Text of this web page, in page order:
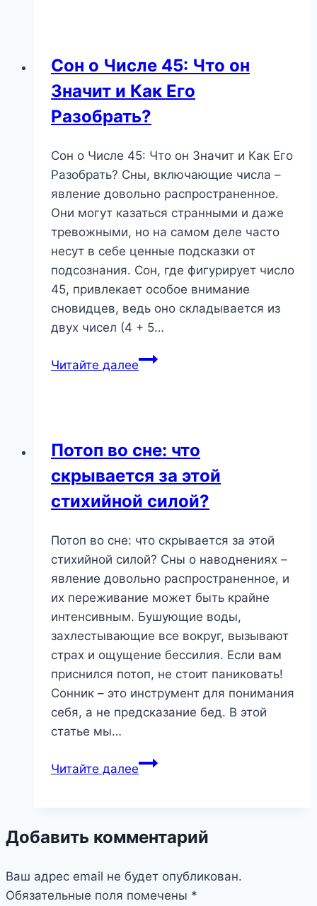
в
себе
этот
могущественный
Сон о Числе 45: Что он
Значит и Как Его
Разобрать?
Сон о Числе 45: Что он Значит и Как Его
Разобрать? Сны, включающие числа –
явление довольно распространенное.
Они могут казаться странными и даже
тревожными, но на самом деле часто
несут в себе ценные подсказки от
подсознания. Сон, где фигурирует число
45, привлекает особое внимание
сновидцев, ведь оно складывается из
двух чисел (4 + 5…
Читайте далееСон
он
Значит
и
Как
Разобрать?
Потоп во сне: что
скрывается за этой
стихийной силой?
Потоп во сне: что скрывается за этой
стихийной силой? Сны о наводнениях –
явление довольно распространенное, и
их переживание может быть крайне
интенсивным. Бушующие воды,
захлестывающие все вокруг, вызывают
страх и ощущение бессилия. Если вам
приснился потоп, не стоит паниковать!
Сонник – это инструмент для понимания
себя, а не предсказание бед. В этой
статье мы…
Читайте далееПотоп
скрывается
этой
стихийной
Добавить комментарий
Ваш адрес email не будет опубликован.
Обязательные поля помечены *